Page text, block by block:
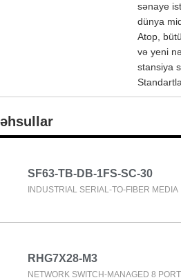
sənaye
dünya
Atop,
və yeni
stansiya
SF63-TB-DB-1FS-SC-30
INDUSTRIAL SERIAL-TO-FIBER MEDIA
RHG7X28-M3
NETWORK SWITCH-MANAGED 8 PORT